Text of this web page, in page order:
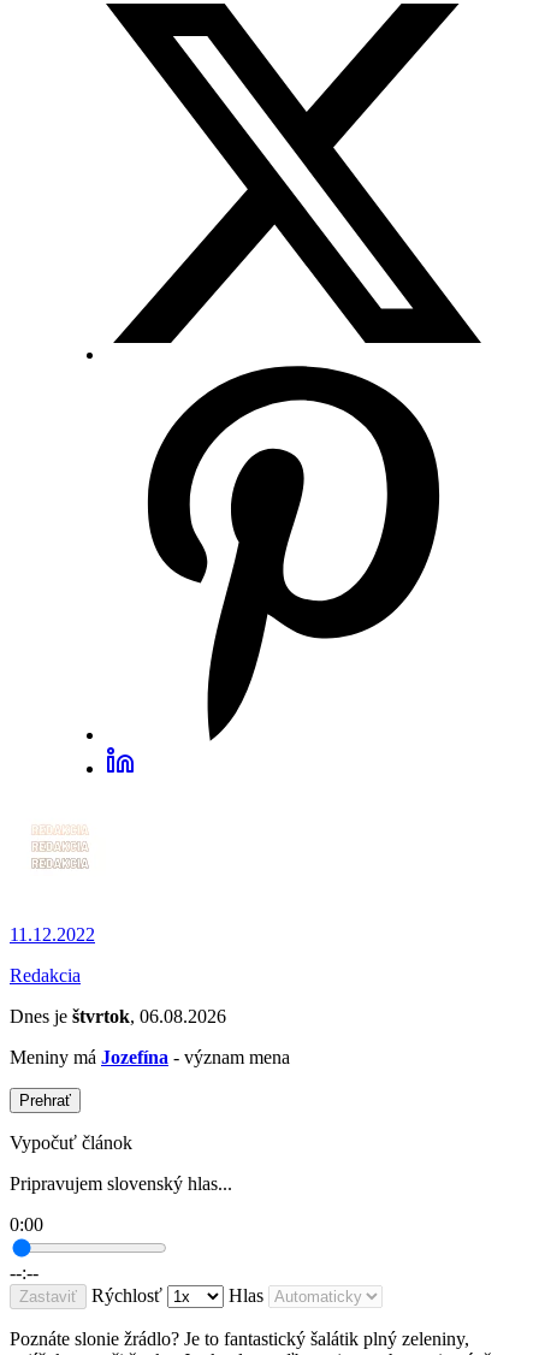
11.12.2022
Redakcia
Dnes je štvrtok, 06.08.2026
Meniny má Jozefína - význam mena
Prehrať
Vypočuť článok
Pripravujem slovenský hlas...
0:00
--:--
Zastaviť Rýchlosť Hlas
Poznáte slonie žrádlo? Je to fantastický šalátik plný zeleniny,